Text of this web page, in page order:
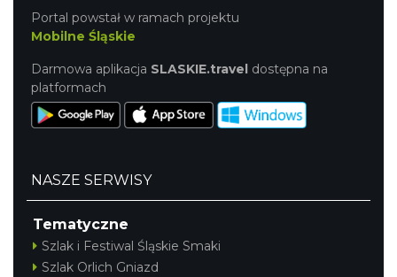
Portal powstał w ramach projektu
Mobilne Śląskie
Darmowa aplikacja SLASKIE.travel dostępna na
platformach
NASZE SERWISY
Tematyczne
Szlak i Festiwal Śląskie Smaki
Szlak Orlich Gniazd